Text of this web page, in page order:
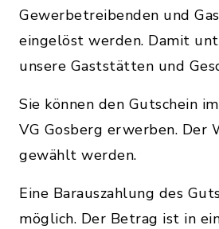
Gewerbetreibenden und
eingelöst werden. Damit
unsere Gaststätten und
Sie können den Gutschein
VG Gosberg erwerben. Der
gewählt werden.
Eine Barauszahlung des
möglich. Der Betrag ist in